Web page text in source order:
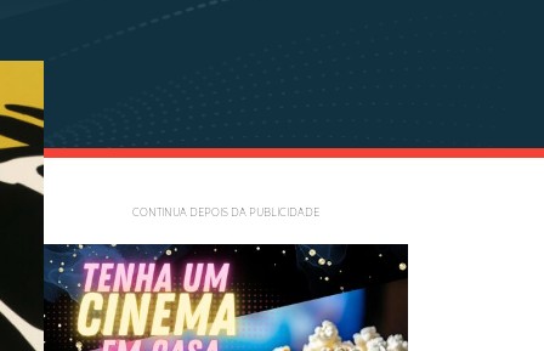
CONTINUA DEPOIS DA PUBLICIDADE